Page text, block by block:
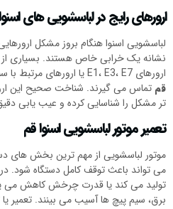
ارورهای رایج در لباسشویی های
لباسشویی اسنوا هنگام بروز مشکل
نشانه یک خرابی خاص هستند. بسیاری از
ارورهای E1، E3، E7 یا ارورهای مرتبط با سنسور دما با
قم تماس می گیرند. شناخت صحیح این
تر مشکل را شناسایی کرده و عیب یابی
تعمیر موتور لباسشویی اسنوا قم
موتور لباسشویی از مهم ترین بخش های
می تواند باعث توقف کامل دستگاه شود.
تولید می کند یا قدرت چرخش کاهش می
برق، سیم پیچ ها آسیب می بینند. تعمیر